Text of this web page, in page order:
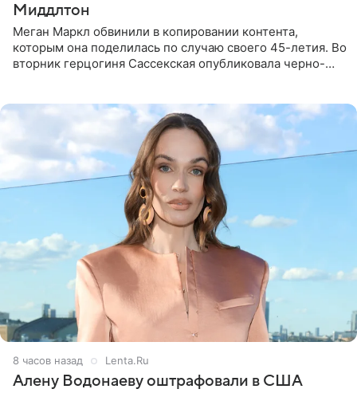
Миддлтон
Меган Маркл обвинили в копировании контента,
которым она поделилась по случаю своего 45-летия. Во
вторник герцогиня Сассекская опубликовала черно-
8 часов назад Lenta.Ru
Алену Водонаеву оштрафовали в США